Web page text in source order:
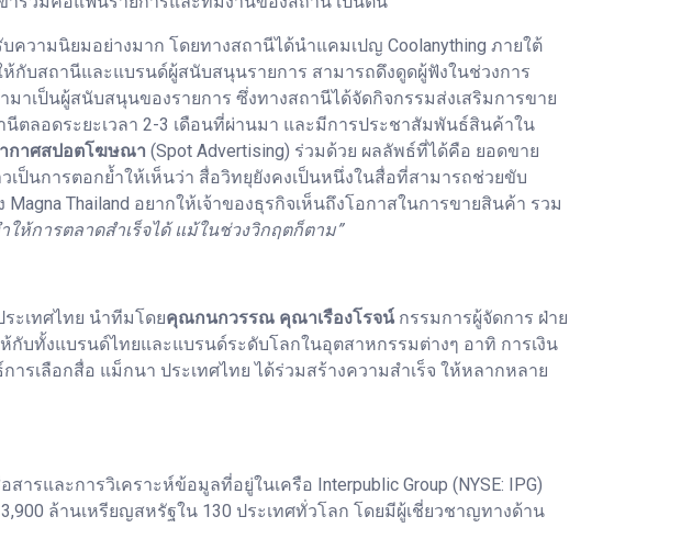
ความนิยมอย่างมาก โดยทางสถานีได้นำแคมเปญ Coolanything ภายใต้
ห้กับสถานีและแบรนด์ผู้สนับสนุนรายการ สามารถดึงดูดผู้ฟังในช่วงการ
าเป็นผู้สนับสนุนของรายการ ซึ่งทางสถานีได้จัดกิจกรรมส่งเสริมการขาย
ลอดระยะเวลา 2-3 เดือนที่ผ่านมา และมีการประชาสัมพันธ์สินค้าใน
กาศสปอตโฆษณา (Spot Advertising) ร่วมด้วย ผลลัพธ์ที่ได้คือ ยอดขาย
ป็นการตอกย้ำให้เห็นว่า สื่อวิทยุยังคงเป็นหนึ่งในสื่อที่สามารถช่วยขับ
Thailand อยากให้เจ้าของธุรกิจเห็นถึงโอกาสในการขายสินค้า รวม
ให้การตลาดสำเร็จได้ แม้ในช่วงวิกฤตก็ตาม”
ะเทศไทย นำทีมโดยคุณกนกวรรณ คุณาเรืองโรจน์กรรมการผู้จัดการ ฝ่าย
บทั้งแบรนด์ไทยและแบรนด์ระดับโลกในอุตสาหกรรมต่างๆ อาทิ การเงิน
เลือกสื่อ แม็กนา ประเทศไทย ได้ร่วมสร้างความสำเร็จ ให้หลากหลาย
รและการวิเคราะห์ข้อมูลที่อยู่ในเครือ Interpublic Group (NYSE: IPG)
ล้านเหรียญสหรัฐใน 130 ประเทศทั่วโลก โดยมีผู้เชี่ยวชาญทางด้าน